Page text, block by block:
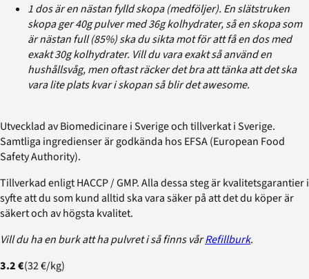
1 dos är en nästan fylld skopa (medföljer). En slätstruken
skopa ger 40g pulver med 36g kolhydrater, så en skopa som
är nästan full (85%) ska du sikta mot för att få en dos med
exakt 30g kolhydrater. Vill du vara exakt så använd en
hushållsvåg, men oftast räcker det bra att tänka att det ska
vara lite plats kvar i skopan så blir det awesome.
Utvecklad av Biomedicinare i Sverige och tillverkat i Sverige.
Samtliga ingredienser är godkända hos EFSA (European Food
Safety Authority).
Tillverkad enligt HACCP / GMP. Alla dessa steg är kvalitetsgarantier i
syfte att du som kund alltid ska vara säker på att det du köper är
säkert och av högsta kvalitet.
Vill du ha en burk att ha pulvret i så finns vårRefillburk.
3.2 €(32 €/kg)